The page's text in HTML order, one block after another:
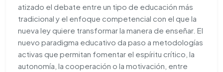
atizado el debate entre un tipo de educación más
tradicional y el enfoque competencial con el que la
nueva ley quiere transformar la manera de enseñar. El
nuevo paradigma educativo da paso a metodologías
activas que permitan fomentar el espíritu crítico, la
autonomía, la cooperación o la motivación, entre